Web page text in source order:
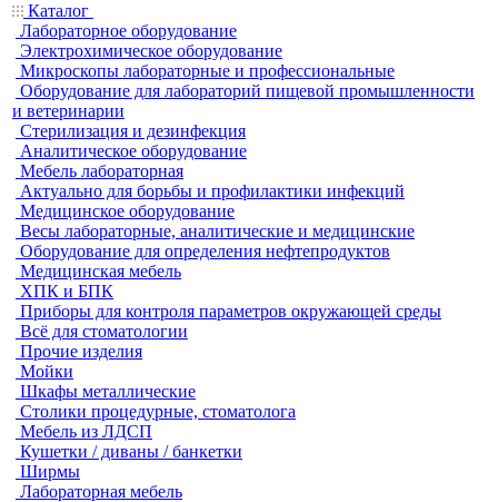
Каталог
Лабораторное оборудование
Электрохимическое оборудование
Микроскопы лабораторные и профессиональные
Оборудование для лабораторий пищевой промышленности
и ветеринарии
Стерилизация и дезинфекция
Аналитическое оборудование
Мебель лабораторная
Актуально для борьбы и профилактики инфекций
Медицинское оборудование
Весы лабораторные, аналитические и медицинские
Оборудование для определения нефтепродуктов
Медицинская мебель
ХПК и БПК
Приборы для контроля параметров окружающей среды
Всё для стоматологии
Прочие изделия
Мойки
Шкафы металлические
Столики процедурные, стоматолога
Мебель из ЛДСП
Кушетки / диваны / банкетки
Ширмы
Лабораторная мебель